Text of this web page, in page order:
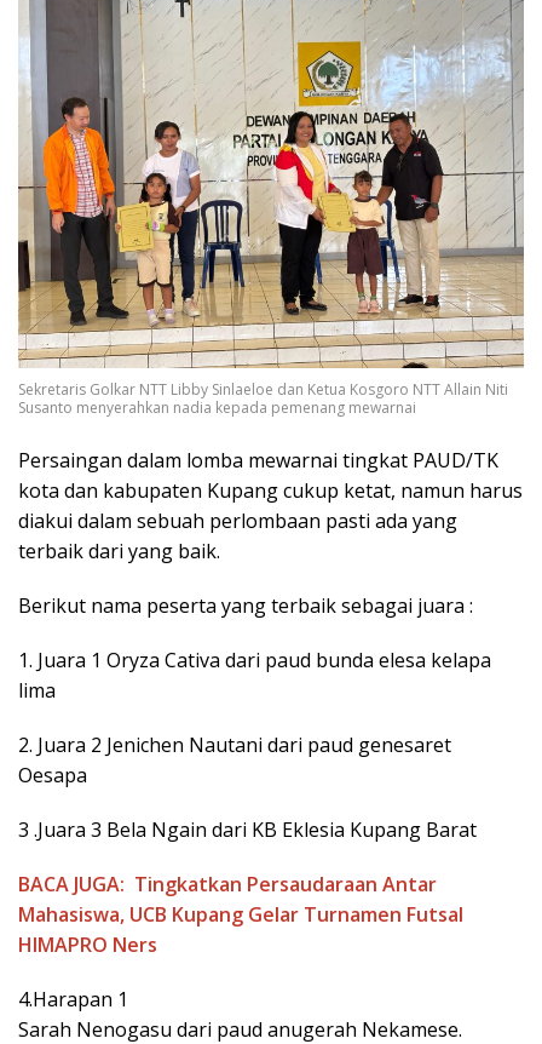
Sekretaris Golkar NTT Libby Sinlaeloe dan Ketua Kosgoro NTT Allain Niti
Susanto menyerahkan nadia kepada pemenang mewarnai
Persaingan dalam lomba mewarnai tingkat PAUD/TK
kota dan kabupaten Kupang cukup ketat, namun harus
diakui dalam sebuah perlombaan pasti ada yang
terbaik dari yang baik.
Berikut nama peserta yang terbaik sebagai juara :
1. Juara 1 Oryza Cativa dari paud bunda elesa kelapa
lima
2. Juara 2 Jenichen Nautani dari paud genesaret
Oesapa
3 .Juara 3 Bela Ngain dari KB Eklesia Kupang Barat
BACA JUGA: Tingkatkan Persaudaraan Antar
Mahasiswa, UCB Kupang Gelar Turnamen Futsal
HIMAPRO Ners
4.Harapan 1
Sarah Nenogasu dari paud anugerah Nekamese.